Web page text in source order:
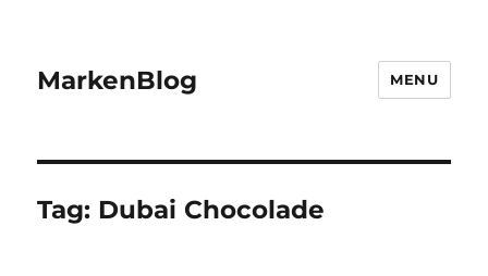
MarkenBlog MENU
Tag: Dubai Chocolade